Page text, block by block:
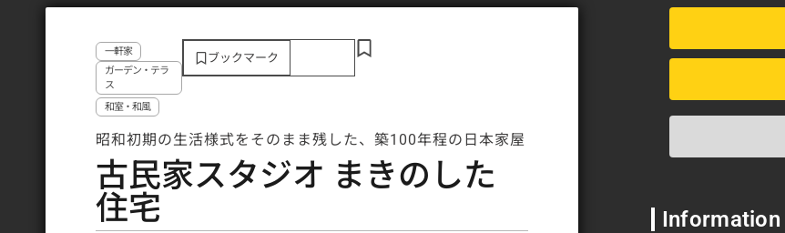
一軒家
ガーデン・テラ
ス
和室・和風
ブックマーク
昭和初期の生活様式をそのまま残した、築100年程の日本家屋
古民家スタジオ まきのした
住宅 Information